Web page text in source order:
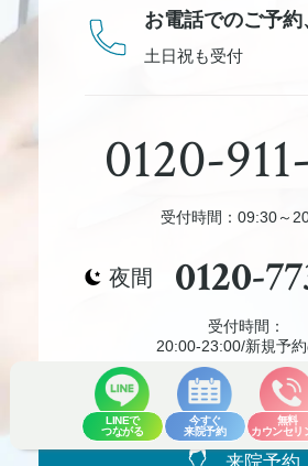
LINEで
つながる
今すぐ
来院予約
無料
カウンセリ
お電話でのご予約
土日祝も受付
0120-
受付時間：09:30～
夜間 0120-
受付時間：
20:00-23:00/新規予